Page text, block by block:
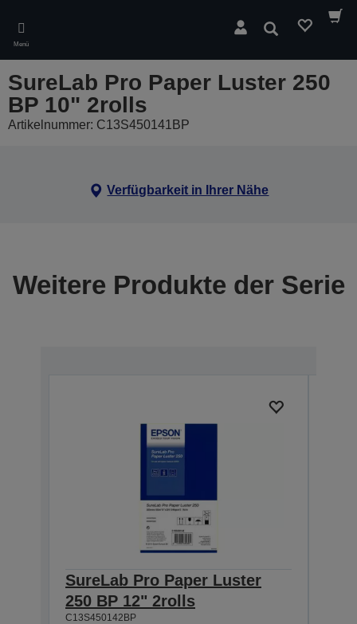
main
content
Menü
Suchen
SureLab Pro Paper Luster 250
BP 10" 2rolls
Artikelnummer: C13S450141BP
Verfügbarkeit in Ihrer Nähe
Weitere Produkte der Serie
SureLab Pro Paper Luster
250 BP 12" 2rolls
C13S450142BP